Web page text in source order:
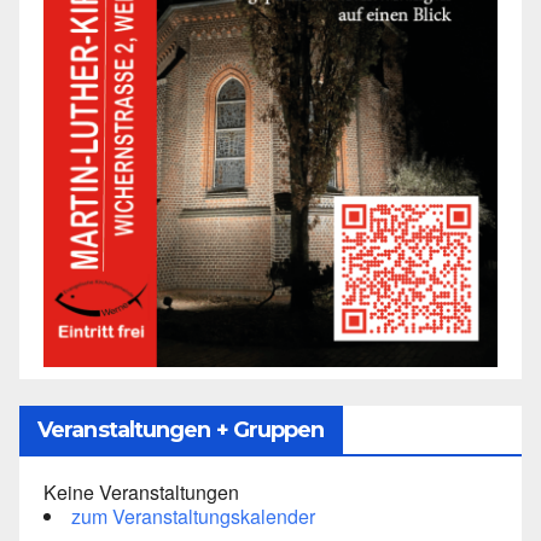
Veranstaltungen + Gruppen
Keine Veranstaltungen
zum Veranstaltungskalender